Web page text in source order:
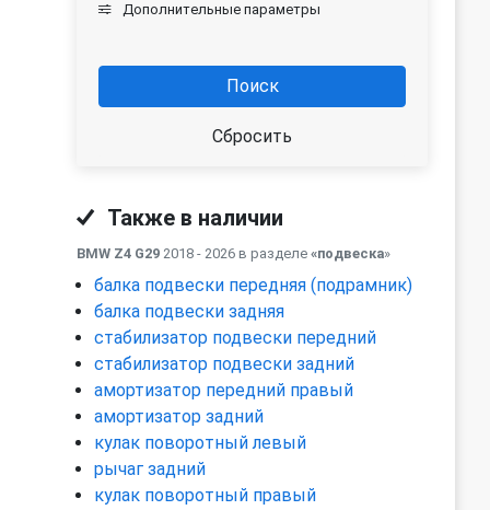
Дополнительные параметры
Поиск
Сбросить
Также в наличии
BMW Z4 G29 2018 - 2026 в разделе «подвеска»
балка подвески передняя (подрамник)
балка подвески задняя
стабилизатор подвески передний
стабилизатор подвески задний
амортизатор передний правый
амортизатор задний
кулак поворотный левый
рычаг задний
кулак поворотный правый